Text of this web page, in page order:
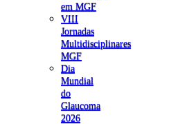
em MGF
VIII
Jornadas
Multidisciplinares
MGF
Dia
Mundial
do
Glaucoma
2026